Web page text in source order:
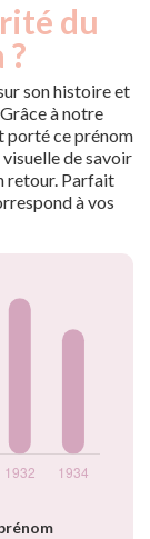
du
?
son histoire et
à notre
porté ce prénom
de savoir
retour. Parfait
à vos